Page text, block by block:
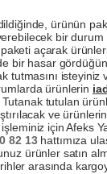
ürünün
bir
açarak
bir hasar
tutmasını isteyiniz
ürünlerin
Tutanak tutulan
ve
için Afeks
82 13hattımıza
ürünler satın
arasında